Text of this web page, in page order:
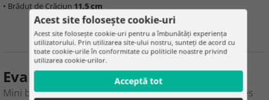
• Brăduț de Crăciun 11,5 cm
Evaluarea produsului
Mini brad Christmas trees - set of 3 snow-covered trees
Acest site folosește cookie-uri
Acest site folosește cookie-uri pentru a îmbunătăți experiența
utilizatorului. Prin utilizarea site-ului nostru, sunteți de acord cu
toate cookie-urile în conformitate cu politicile noastre privind
utilizarea cookie-urilor.
Acceptă tot